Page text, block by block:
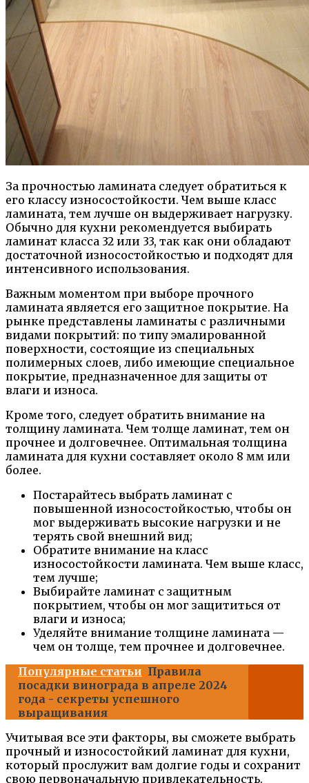
За прочностью ламината следует обратиться к
его классу износостойкости. Чем выше класс
ламината, тем лучше он выдерживает нагрузку.
Обычно для кухни рекомендуется выбирать
ламинат класса 32 или 33, так как они обладают
достаточной износостойкостью и подходят для
интенсивного использования.
Важным моментом при выборе прочного
ламината является его защитное покрытие. На
рынке представлены ламинаты с различными
видами покрытий: по типу эмалированной
поверхности, состоящие из специальных
полимерных слоев, либо имеющие специальное
покрытие, предназначенное для защиты от
влаги и износа.
Кроме того, следует обратить внимание на
толщину ламината. Чем толще ламинат, тем он
прочнее и долговечнее. Оптимальная толщина
ламината для кухни составляет около 8 мм или
более.
Постарайтесь выбрать ламинат с
повышенной износостойкостью, чтобы он
мог выдерживать высокие нагрузки и не
терять свой внешний вид;
Обратите внимание на класс
износостойкости ламината. Чем выше класс,
тем лучше;
Выбирайте ламинат с защитным
покрытием, чтобы он мог защититься от
влаги и износа;
Уделяйте внимание толщине ламината —
чем он толще, тем прочнее и долговечнее.
Популярные статьи Правила
посадки винограда в апреле 2024
года - секреты успешного
выращивания
Учитывая все эти факторы, вы сможете выбрать
прочный и износостойкий ламинат для кухни,
который прослужит вам долгие годы и сохранит
свою первоначальную привлекательность.